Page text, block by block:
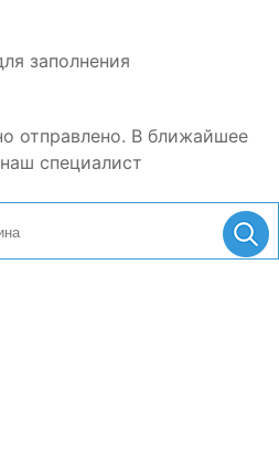
заполнения
отправлено. В ближайшее
специалист